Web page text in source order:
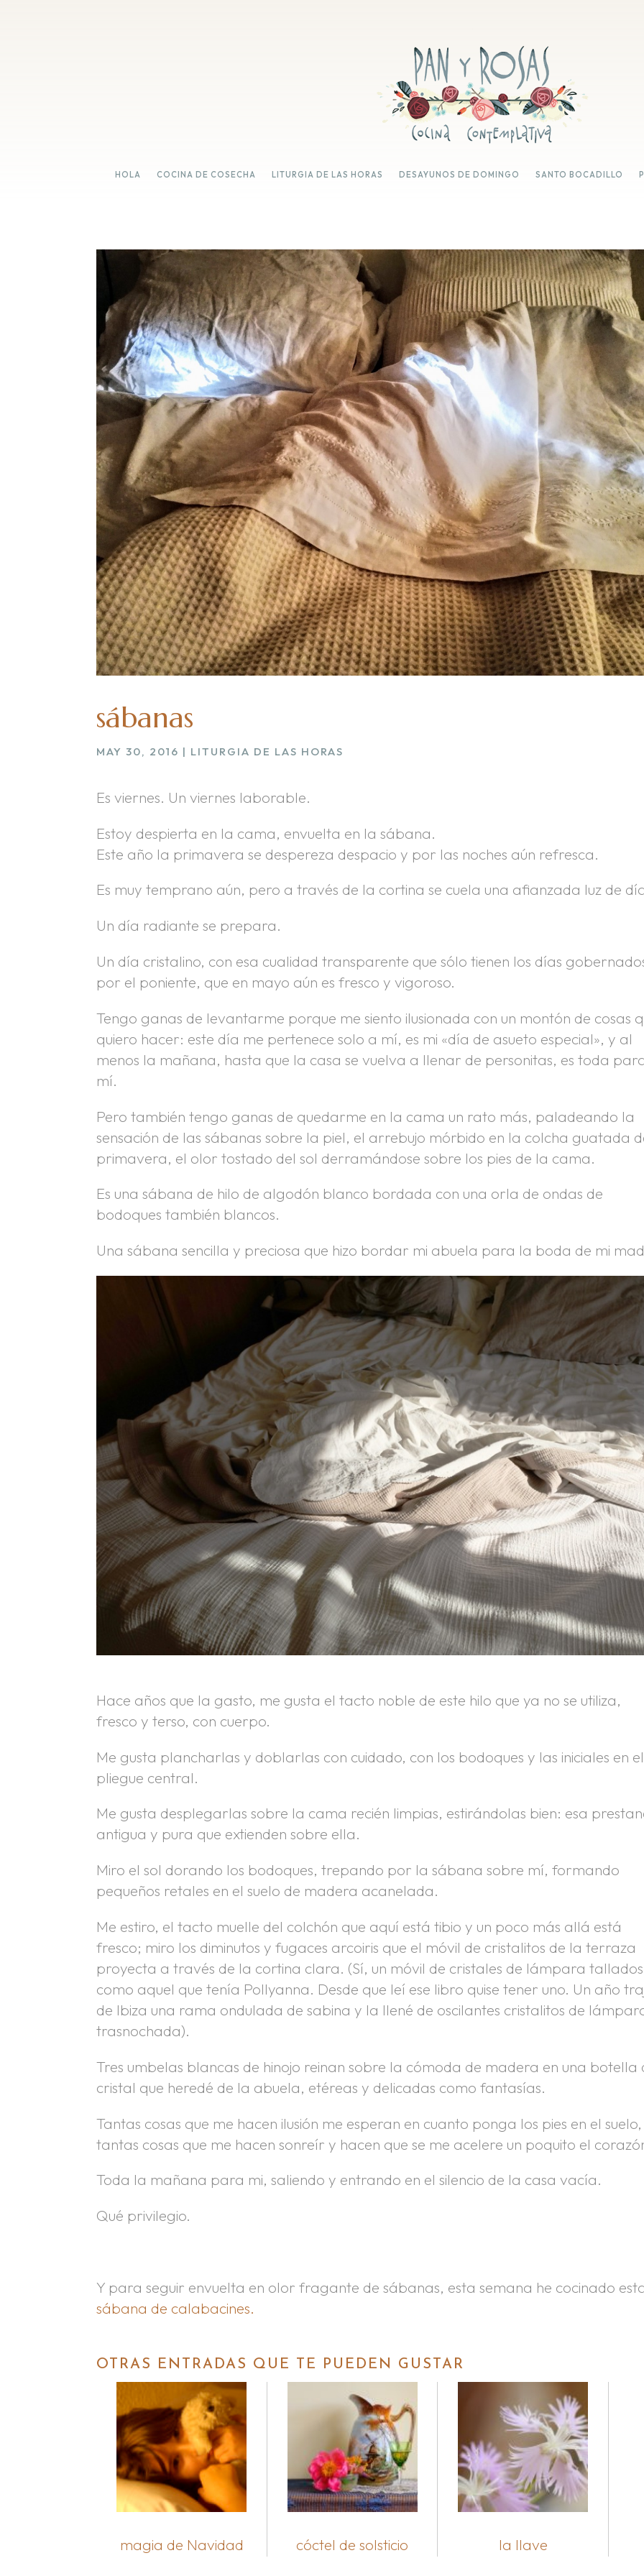
HOLA COCINA DE COSECHA LITURGIA DE LAS HORAS DESAYUNOS DE DOMINGO SANTO BOCADILLO
sábanas
MAY 30, 2016 | LITURGIA DE LAS HORAS
Es viernes. Un viernes laborable.
Estoy despierta en la cama, envuelta en la sábana.
Este año la primavera se despereza despacio y por las noches aún refresca.
Es muy temprano aún, pero a través de la cortina se cuela una afianzada luz de
Un día radiante se prepara.
Un día cristalino, con esa cualidad transparente que sólo tienen los días
por el poniente, que en mayo aún es fresco y vigoroso.
Tengo ganas de levantarme porque me siento ilusionada con un montón de cosas
quiero hacer: este día me pertenece solo a mí, es mi «día de asueto especial», y al
menos la mañana, hasta que la casa se vuelva a llenar de personitas, es toda
mí.
Pero también tengo ganas de quedarme en la cama un rato más, paladeando la
sensación de las sábanas sobre la piel, el arrebujo mórbido en la colcha guatada
primavera, el olor tostado del sol derramándose sobre los pies de la cama.
Es una sábana de hilo de algodón blanco bordada con una orla de ondas de
bodoques también blancos.
Una sábana sencilla y preciosa que hizo bordar mi abuela para la boda de mi
Hace años que la gasto, me gusta el tacto noble de este hilo que ya no se utiliza,
fresco y terso, con cuerpo.
Me gusta plancharlas y doblarlas con cuidado, con los bodoques y las iniciales en el
pliegue central.
Me gusta desplegarlas sobre la cama recién limpias, estirándolas bien: esa
antigua y pura que extienden sobre ella.
Miro el sol dorando los bodoques, trepando por la sábana sobre mí, formando
pequeños retales en el suelo de madera acanelada.
Me estiro, el tacto muelle del colchón que aquí está tibio y un poco más allá está
fresco; miro los diminutos y fugaces arcoiris que el móvil de cristalitos de la terraza
proyecta a través de la cortina clara. (Sí, un móvil de cristales de lámpara
como aquel que tenía Pollyanna. Desde que leí ese libro quise tener uno. Un año
de Ibiza una rama ondulada de sabina y la llené de oscilantes cristalitos de
trasnochada).
Tres umbelas blancas de hinojo reinan sobre la cómoda de madera en una botella
cristal que heredé de la abuela, etéreas y delicadas como fantasías.
Tantas cosas que me hacen ilusión me esperan en cuanto ponga los pies en el suelo,
tantas cosas que me hacen sonreír y hacen que se me acelere un poquito el
Toda la mañana para mi, saliendo y entrando en el silencio de la casa vacía.
Qué privilegio.
Y para seguir envuelta en olor fragante de sábanas, esta semana he cocinado
sábana de calabacines.
OTRAS ENTRADAS QUE TE PUEDEN GUSTAR
magia de Navidad cóctel de solsticio la llave